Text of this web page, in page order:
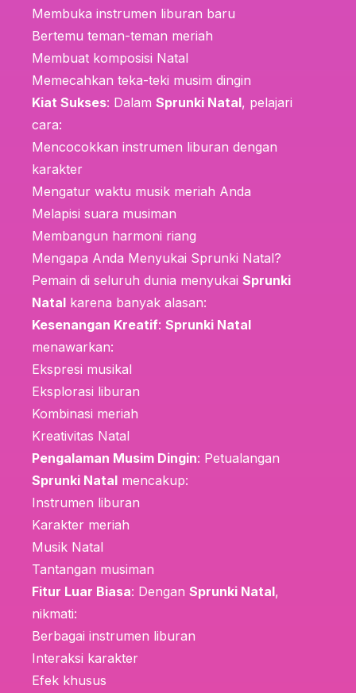
Membuka instrumen liburan baru
Bertemu teman-teman meriah
Membuat komposisi Natal
Memecahkan teka-teki musim dingin
Kiat Sukses: Dalam Sprunki Natal, pelajari
cara:
Mencocokkan instrumen liburan dengan
karakter
Mengatur waktu musik meriah Anda
Melapisi suara musiman
Membangun harmoni riang
Mengapa Anda Menyukai Sprunki Natal?
Pemain di seluruh dunia menyukai Sprunki
Natal karena banyak alasan:
Kesenangan Kreatif: Sprunki Natal
menawarkan:
Ekspresi musikal
Eksplorasi liburan
Kombinasi meriah
Kreativitas Natal
Pengalaman Musim Dingin: Petualangan
Sprunki Natal mencakup:
Instrumen liburan
Karakter meriah
Musik Natal
Tantangan musiman
Fitur Luar Biasa: Dengan Sprunki Natal,
nikmati:
Berbagai instrumen liburan
Interaksi karakter
Efek khusus